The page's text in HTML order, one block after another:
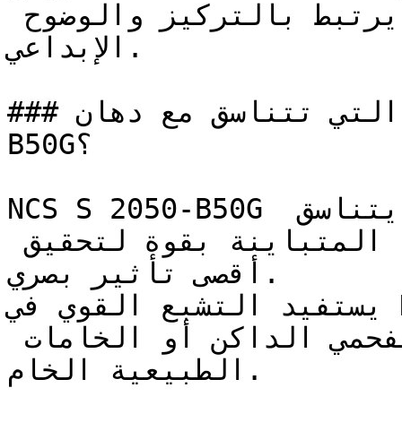
الإبداعي.
### ما هي الألوان التي تتناسق مع دهان NCS S 2050-
B50G؟
NCS S 2050-B50G هو لون مشبع وعالي الكثافة، يتناسق
أقصى تأثير بصري.
يستفيد التشبع القوي في NCS S 2050-B50G من التأثير
الطبيعية الخام.